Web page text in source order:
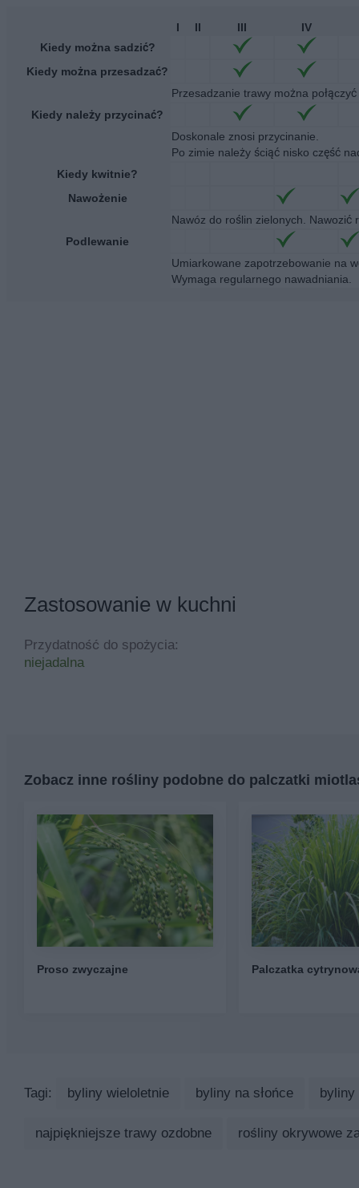
I II III
IV
Kiedy można sadzić?
Kiedy można przesadzać?
Przesadzanie trawy można
Kiedy należy przycinać?
Doskonale znosi przycinanie.
Po zimie należy ściąć nisko część
Kiedy kwitnie?
Nawożenie
Nawóz do roślin zielonych. Nawozić
Podlewanie
Umiarkowane zapotrzebowanie na
Wymaga regularnego nawadniania.
Zastosowanie w kuchni
Przydatność do spożycia:
niejadalna
Zobacz inne rośliny podobne do palczatki
Proso zwyczajne Palczatka
Tagi: byliny wieloletnie byliny na słońce byliny
najpiękniejsze trawy ozdobne rośliny okrywowe